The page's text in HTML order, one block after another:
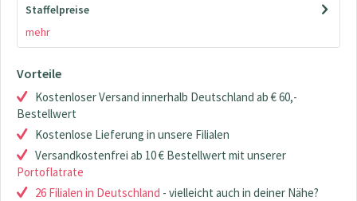
Staffelpreise
mehr
Vorteile
Kostenloser Versand innerhalb Deutschland ab € 60,-
Bestellwert
Kostenlose Lieferung in unsere Filialen
Versandkostenfrei ab 10 € Bestellwert mit unserer
Portoflatrate
26 Filialen in Deutschland - vielleicht auch in deiner Nähe?